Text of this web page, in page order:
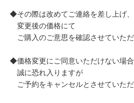
◆その際は改めてご連絡を差し上げ、
変更後の価格にて
ご購入のご意思を確認させていただ
◆価格変更にご同意いただけない場合
誠に恐れ入りますが
ご予約をキャンセルとさせていただ